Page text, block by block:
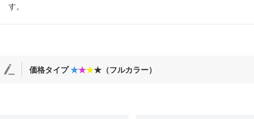
す。
価格タイプ★★★★（フルカラー）